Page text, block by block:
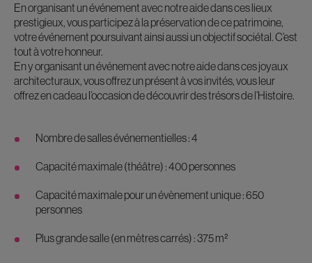
En organisant un événement avec notre aide dans ces lieux
prestigieux, vous participez à la préservation de ce patrimoine,
votre événement poursuivant ainsi aussi un objectif sociétal. C’est
tout à votre honneur.
En y organisant un événement avec notre aide dans ces joyaux
architecturaux, vous offrez un présent à vos invités, vous leur
offrez en cadeau l’occasion de découvrir des trésors de l’Histoire.
Nombre de salles événementielles : 4
Capacité maximale (théâtre) : 400 personnes
Capacité maximale pour un évènement unique : 650
personnes
Plus grande salle (en mètres carrés) : 375 m²